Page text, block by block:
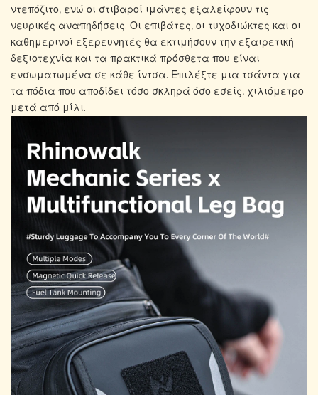
ντεπόζιτο, ενώ οι στιβαροί ιμάντες εξαλείφουν τις
νευρικές αναπηδήσεις. Οι επιβάτες, οι τυχοδιώκτες και οι
καθημερινοί εξερευνητές θα εκτιμήσουν την εξαιρετική
δεξιοτεχνία και τα πρακτικά πρόσθετα που είναι
ενσωματωμένα σε κάθε ίντσα. Επιλέξτε μια τσάντα για
τα πόδια που αποδίδει τόσο σκληρά όσο εσείς, χιλιόμετρο
μετά από μίλι.